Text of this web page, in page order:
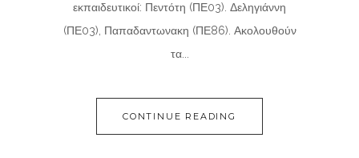
εκπαιδευτικοί: Πεντότη (ΠΕ03). Δεληγιάννη
(ΠΕ03), Παπαδαντωνακη (ΠΕ86). Ακολουθούν
τα...
CONTINUE READING